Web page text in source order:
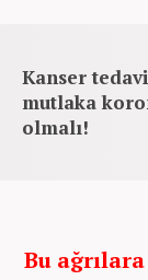
Kanser
mutlaka
olmalı!
Bu